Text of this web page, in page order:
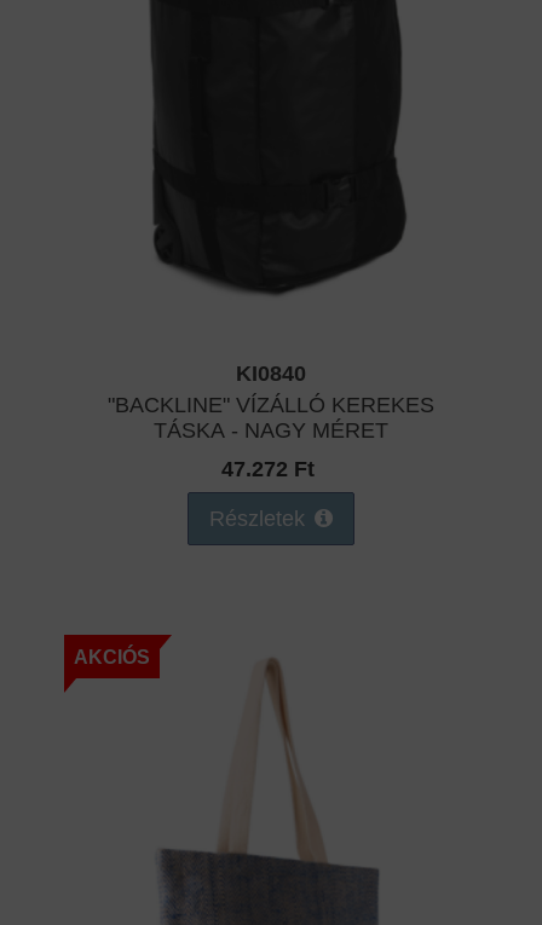
KI0840
"BACKLINE" VÍZÁLLÓ KEREKES
TÁSKA - NAGY MÉRET
47.272 Ft
Részletek
AKCIÓS